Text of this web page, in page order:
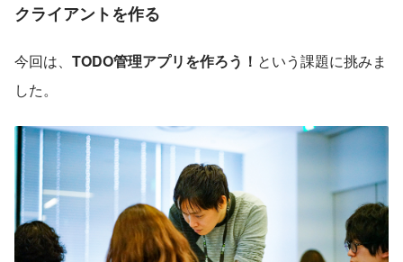
クライアントを作る
今回は、 TODO管理アプリを作ろう！ という課題に挑みま
した。